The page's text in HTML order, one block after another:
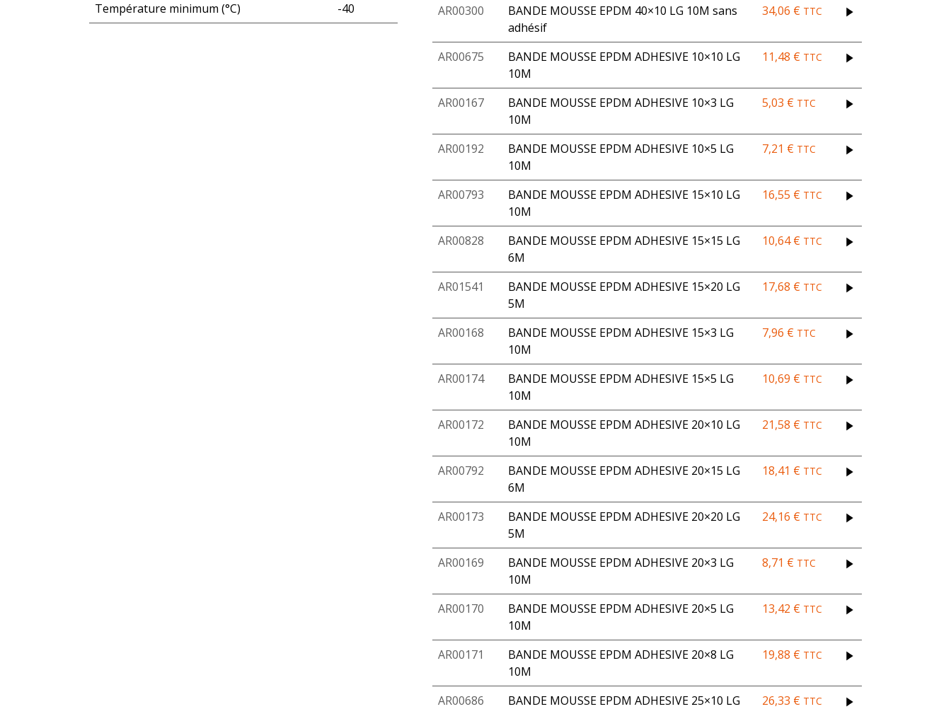
Température minimum (°C)
-40 AR00300
BANDE MOUSSE EPDM 40×10 LG 10M sans
adhésif
34,06 € TTC
AR00675
BANDE MOUSSE EPDM ADHESIVE 10×10 LG
10M
11,48 € TTC
AR00167
BANDE MOUSSE EPDM ADHESIVE 10×3 LG
10M
5,03 € TTC
AR00192
BANDE MOUSSE EPDM ADHESIVE 10×5 LG
10M
7,21 € TTC
AR00793
BANDE MOUSSE EPDM ADHESIVE 15×10 LG
10M
16,55 € TTC
AR00828
BANDE MOUSSE EPDM ADHESIVE 15×15 LG
6M
10,64€ TTC
AR01541
BANDE MOUSSE EPDM ADHESIVE 15×20 LG
5M
17,68 € TTC
AR00168
BANDE MOUSSE EPDM ADHESIVE 15×3 LG
10M
7,96 € TTC
AR00174
BANDE MOUSSE EPDM ADHESIVE 15×5 LG
10M
10,69 € TTC
AR00172
BANDE MOUSSE EPDM ADHESIVE 20×10 LG
10M
21,58 € TTC
AR00792
BANDE MOUSSE EPDM ADHESIVE 20×15 LG
6M
18,41 € TTC
AR00173
BANDE MOUSSE EPDM ADHESIVE 20×20 LG
5M
24,16 € TTC
AR00169
BANDE MOUSSE EPDM ADHESIVE 20×3 LG
10M
8,71 € TTC
AR00170
BANDE MOUSSE EPDM ADHESIVE 20×5 LG
10M
13,42 € TTC
AR00171
BANDE MOUSSE EPDM ADHESIVE 20×8 LG
10M
19,88 € TTC
AR00686
BANDE MOUSSE EPDM ADHESIVE 25×10 LG
26,33 € TTC